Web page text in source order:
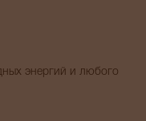
энергий и любого